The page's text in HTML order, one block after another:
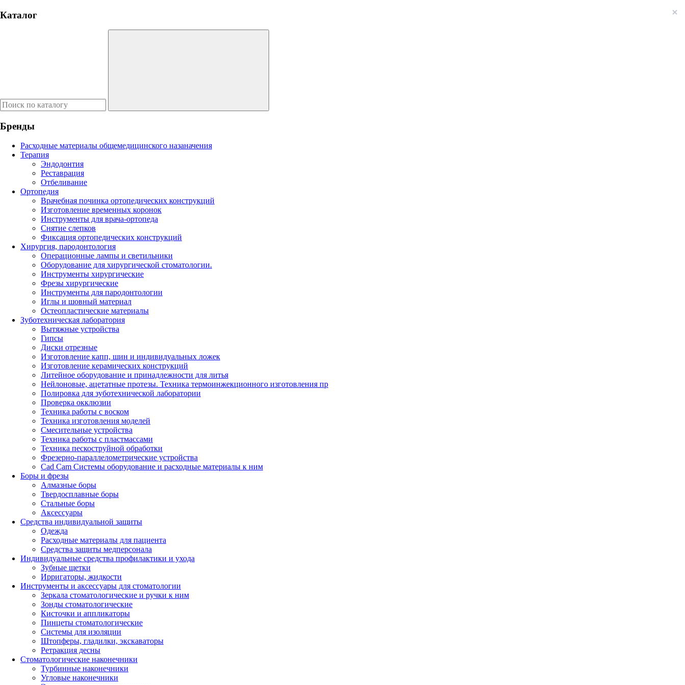
Каталог
Бренды
Расходные материалы общемедицинского назаначения
Терапия
Эндодонтия
Реставрация
Отбеливание
Ортопедия
Врачебная починка ортопедических конструкций
Изготовление временных коронок
Инструменты для врача-ортопеда
Снятие слепков
Фиксация ортопедических конструкций
Хирургия, пародонтология
Операционные лампы и светильники
Оборудование для хирургической стоматологии.
Инструменты хирургические
Фрезы хирургические
Инструменты для пародонтологии
Иглы и шовный материал
Остеопластические материалы
Зуботехническая лаборатория
Вытяжные устройства
Гипсы
Диски отрезные
Изготовление капп, шин и индивидуальных ложек
Изготовление керамических конструкций
Литейное оборудование и принадлежности для литья
Нейлоновые, ацетатные протезы. Техника термоинжекционного изготовления пр
Полировка для зуботехнической лаборатории
Проверка окклюзии
Техника работы с воском
Техника изготовления моделей
Смесительные устройства
Техника работы с пластмассами
Техника пескоструйной обработки
Фрезерно-параллелометрические устройства
Cad Cam Системы оборудование и расходные материалы к ним
Боры и фрезы
Алмазные боры
Твердосплавные боры
Стальные боры
Аксессуары
Средства индивидуальной защиты
Одежда
Расходные материалы для пациента
Средства защиты медперсонала
Индивидуальные средства профилактики и ухода
Зубные щетки
Ирригаторы, жидкости
Инструменты и аксессуары для стоматологии
Зеркала стоматологические и ручки к ним
Зонды стоматологические
Кисточки и аппликаторы
Пинцеты стоматологические
Системы для изоляции
Штопферы, гладилки, экскаваторы
Ретракция десны
Стоматологические наконечники
Турбинные наконечники
Угловые наконечники